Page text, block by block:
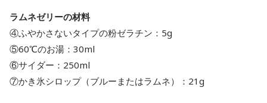
ラムネゼリーの材料
④ふやかさないタイプの粉ゼラチン：5g
⑤60℃のお湯：30ml
⑥サイダー：250ml
⑦かき氷シロップ（ブルーまたはラムネ）：21g